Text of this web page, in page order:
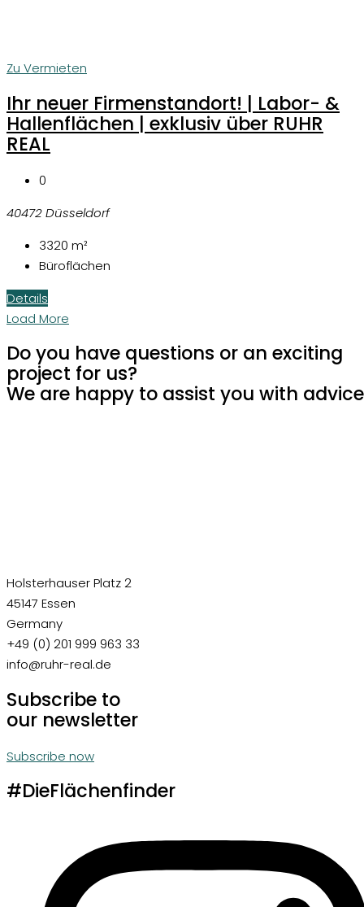
Zu Vermieten
Ihr neuer Firmenstandort! | Labor- &
Hallenflächen | exklusiv über RUHR
REAL
0
40472 Düsseldorf
3320 m²
Büroflächen
Details
Load More
Do you have questions or an exciting
project for us?
We are happy to assist you with
Holsterhauser Platz 2
45147 Essen
Germany
+49 (0) 201 999 963 33
info@ruhr-real.de
Subscribe to
our newsletter
Subscribe now
#DieFlächenfinder